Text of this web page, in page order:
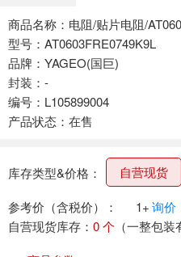
商品名称：电阻/贴片电阻/
型号：AT0603FRE0749K9L
品牌：YAGEO(国巨)
封装：-
编号：L105899004
产品状态：在售
库存类型&价格： 自营现货
参考价（含税价）： 1+询价
自营现货库存： 0 个 （一整包装